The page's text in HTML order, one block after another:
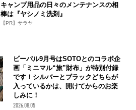
キャンプ用品の日々のメンテナンスの相
棒は『ヤシノミ洗剤』
【PR】サラヤ
ビーパル9月号はSOTOとのコラボ企
画「ミニマル“旅”財布」が特別付録
です！シルバーとブラックどちらが
入っているかは、開けてからのお楽
しみに！
2026.08.05